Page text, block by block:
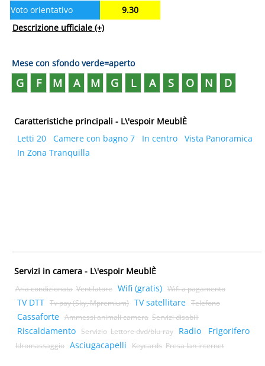
Voto orientativo
9.30
Descrizione ufficiale (+)
Mese con sfondo verde=aperto
G F M A M G L A S O N D
Caratteristiche principali - L\'espoir MeublÈ
Letti 20
Camere con bagno 7 In centro
Vista Panoramica
In Zona Tranquilla
Servizi in camera - L\'espoir MeublÈ
Aria condizionata Ventilatore Wifi (gratis) Wifi a pagamento
TV DTT Tv pay (Sky, Mpremium) TV satellitare Telefono
Cassaforte Ammessi animali camera Servizi disabili
Riscaldamento Servizio Lettore dvd/blu-ray Radio Frigorifero
Idromassaggio Asciugacapelli Keycards Presa lan internet